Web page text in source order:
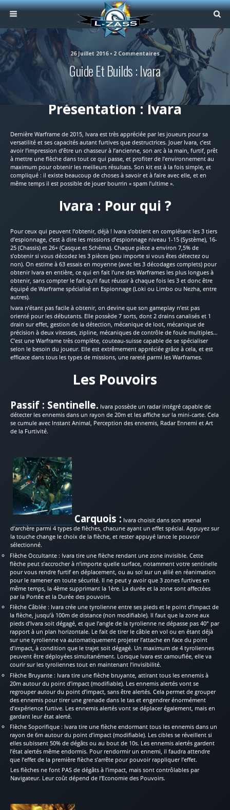
26 Juillet 2016 • 2 Commentaires
Guide Et Builds : Ivara
Présentation : Ivara
Dernière Warframe de 2015, Ivara est très appréciée par les joueurs pour sa
versatilité et ses capacités autant furtives que destructrices. Jouer Ivara, c’est
avoir l’impression d’être un chasseur à l’ancienne, son arc à la main, furtif, prêt
à mettre une flèche dans tout ce qui passe, et profiter de l’environnement au
maximum pour obtenir les meilleurs résultats. Son kit est à la fois simple, et
compliqué : il existe beaucoup de choses à savoir et à faire avec elle, et en
même temps il est possible de jouer bourrin « spam l’ultime ».
Ivara : Pour qui ?
Pour ceux qui peuvent l’obtenir, déjà ! Ivara s’obtient en complétant les 3 tiers
d’espionnage, c’est à dire les missions d’espionnage niveau 1-15 (Système), 16-
25 (Chassis) et 26+ (Casque et Schéma). Chaque pièce a environ 7,5% de
s’obtenir si vous décodez les 3 pièces (peu importe si vous êtes détectez ou
non). On estime à 63 essais en moyenne (avec les 3 décodages complets) pour
obtenir Ivara en entière, ce qui en fait l’une des Warframes les plus longues à
obtenir, sans compter le fait qu’il faut réussir à chaque fois les 3 et donc être
équipé de Warframe spécialisé en Espionnage (Loki ou Limbo ou Nezha, entre
autres).
Ivara n’étant pas facile à obtenir, on devine que son gameplay n’est pas
orienté pour les débutants. Elle possède 7 sorts, dont 2 drains canalisés et 1
drain sur effet, gestion de la détection, mécanique de loot, mécanique de
précision à deux vitesses, zipline, mécaniques de contrôle de foule multiples…
C’est une Warframe très complète, couteau-suisse capable de se spécialiser
selon le besoin du joueur. Elle est extrêmement appréciée grâce à cela, et est
efficace dans tous les types de missions, une rareté parmi les Warframes.
Les Pouvoirs
Passif : Sentinelle. Ivara possède un radar intégré capable de
détecter les ennemis dans un rayon de 20m et les affiche sur la mini-carte. Cela
se cumule avec Instant Animal, Perception des ennemis, Radar Ennemi et Art
de la Furtivité.
Carquois : Ivara choisit dans son arsenal
d’archère parmi 4 types de flèches, chacune ayant un effet spécial. Appuyez sur
la touche change le choix de la flèche, et rester appuyé lance le pouvoir
sélectionné.
Flèche Occultante : Ivara tire une flèche rendant une zone invisible. Cette
flèche peut s’accrocher à n’importe quelle surface, notamment votre sentinelle
pour vous rendre furtif en déplacement, ou au sol sur un allié en réanimation
pour le ramener en toute sécurité. Il ne peut y avoir que 3 zones furtives en
même temps, la 4ème supprimant la 1ère. La durée et la zone sont affectées
par la Portée et la Durée des pouvoirs.
Flèche Câblée : Ivara crée une tyrolienne entre ses pieds et le point d’impact de
la flèche, jusqu’à 100m de distance (non modifiable). Il faut que la zone aux
pieds d’Ivara soit dégagé, et que l’angle de la tyrolienne ne dépasse pas 40° par
rapport à un plan horizontale. Le fait de tirer le câble en vol ou en étant déjà
sur une tyrolienne va automatiquement projeter l’attache en face du point
d’impact, à condition que le trajet soit dégagé. Un maximum de 4 tyroliennes
peuvent être déployées simultanément. Lorsque Ivara est camouflée, elle va
courir sur les tyroliennes tout en maintenant l’invisibilité.
Flèche Bruyante : Ivara tire une flèche bruyante, attirant tous les ennemis à
20m autour du point d’impact (modifiable). Les ennemis alertés vont se
regrouper autour du point d’impact, sans être alertés. Cela permet de grouper
des ennemis pour tirer une grenade dans le tas et engendrer énormément
d’expérience furtive. Les ennemis alertés vont se déplacer également, mais en
gardant leur état alerté.
Flèche Soporifique : Ivara tire une flèche endormant tous les ennemis dans un
rayon de 6m autour du point d’impact (modifiable). Les cibles se réveillent si
elles subissent 50% de dégâts ou au bout de 10s. Les ennemis alertés gardent
l’état alertés même endormis. Pour rendormir un ennemi, il faudra attendre
que l’effet de la première flèche s’arrête pour pouvoir rappliquer l’effet.
Les flèches ne font PAS de dégâts à l’impact, mais sont contrôlables par
Navigateur. Leur coût dépend de l’Economie des Pouvoirs.